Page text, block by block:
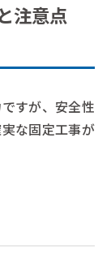
注意点
すが、安全性
な固定工事が